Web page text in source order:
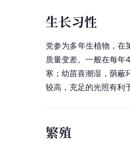
生长习性
党参为多年生植物，
质量变差。一般在每
寒；幼苗喜潮湿，荫蔽
较高，充足的光照有利
繁殖